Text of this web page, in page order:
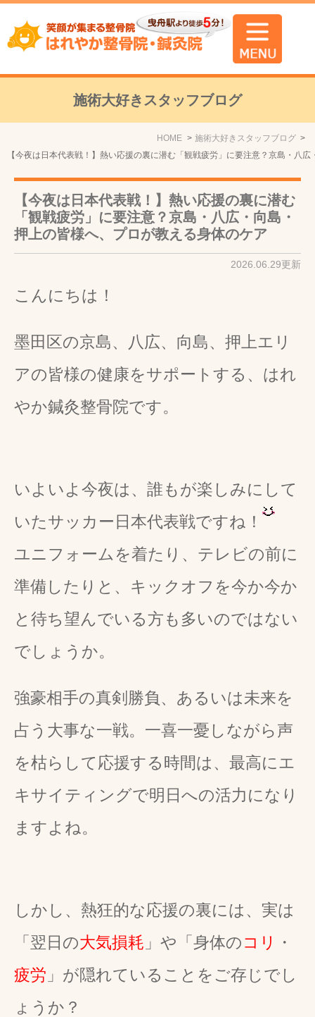
施術大好きスタッフブログ
HOME
施術大好きスタッフブログ
【今夜は日本代表戦！】熱い応援の裏に潜む「観戦疲労」に要注意？京島・八
【今夜は日本代表戦！】熱い応援の裏に潜む
「観戦疲労」に要注意？京島・八広・向島・
押上の皆様へ、プロが教える身体のケア
2026.06.29更新
こんにちは！
墨田区の京島、八広、向島、押上エリ
アの皆様の健康をサポートする、はれ
やか鍼灸整骨院です。
いよいよ今夜は、誰もが楽しみにして
いたサッカー日本代表戦ですね！
ユニフォームを着たり、テレビの前に
準備したりと、キックオフを今か今か
と待ち望んでいる方も多いのではない
でしょうか。
強豪相手の真剣勝負、あるいは未来を
占う大事な一戦。一喜一憂しながら声
を枯らして応援する時間は、最高にエ
キサイティングで明日への活力になり
ますよね。
しかし、熱狂的な応援の裏には、実は
「翌日の大気損耗 」や「身体のコリ
・
疲労 」が隠れていることをご存じでし
ょうか？